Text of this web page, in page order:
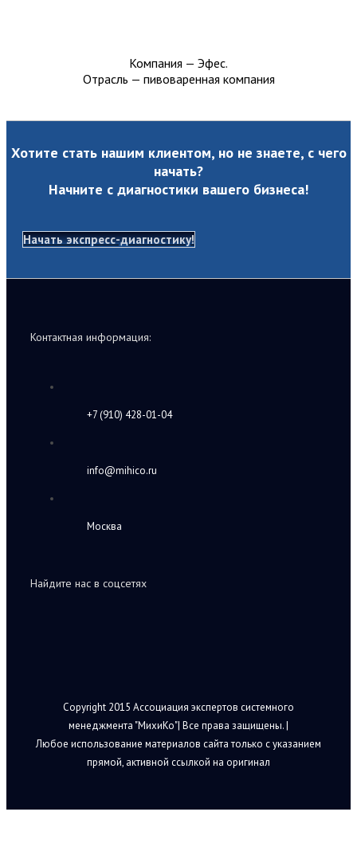
Компания — Эфес.
Отрасль — пивоваренная компания
Хотите стать нашим клиентом, но не знаете, с чего
начать?
Начните с диагностики вашего бизнеса!
Начать экспресс-диагностику!
Контактная информация:
+7 (910) 428-01-04
info@mihico.ru
Москва
Найдите нас в соцсетях
Copyright 2015 Ассоциация экспертов системного
менеджмента "МихиКо"| Все права защищены. |
Любое использование материалов сайта только с указанием
прямой, активной ссылкой на оригинал